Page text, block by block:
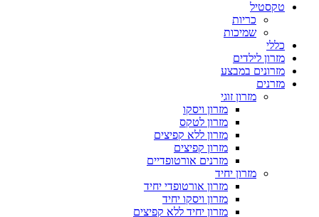
טקסטיל
כריות
שמיכות
כללי
מזרון לילדים
מזרונים במבצע
מזרנים
מזרון זוגי
מזרון ויסקו
מזרון לטקס
מזרון ללא קפיצים
מזרון קפיצים
מזרנים אורטופדיים
מזרון יחיד
מזרון אורטופדי יחיד
מזרון ויסקו יחיד
מזרון יחיד ללא קפיצים